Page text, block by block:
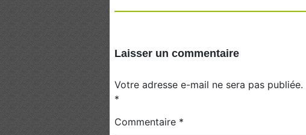
Laisser un commentaire
Votre adresse e-mail ne sera pas publiée.
*
Commentaire *